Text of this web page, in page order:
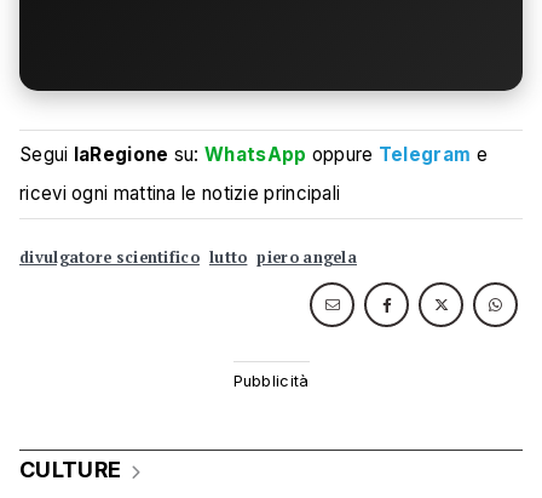
Segui laRegione su:WhatsApp oppure Telegram e
ricevi ogni mattina le notizie principali
divulgatore scientifico lutto piero angela
CULTURE